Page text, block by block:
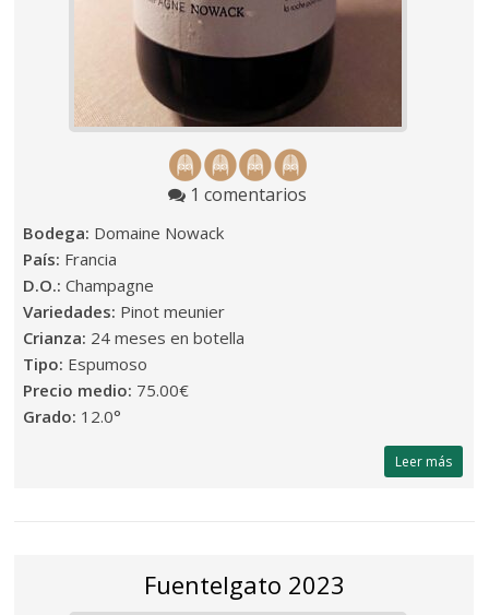
1 comentarios
Bodega: Domaine Nowack
País: Francia
D.O.:Champagne
Variedades: Pinot meunier
Crianza: 24 meses en botella
Tipo: Espumoso
Precio medio: 75.00€
Grado: 12.0°
Leer más
Fuentelgato 2023